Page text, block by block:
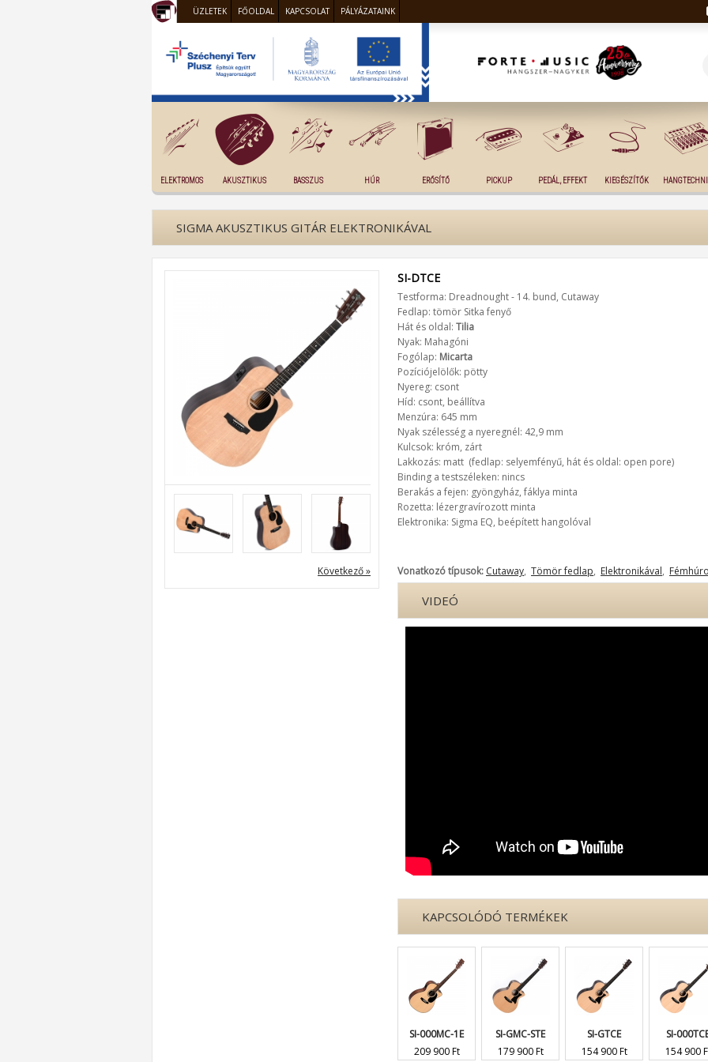
ÜZLETEK FŐOLDAL KAPCSOLAT PÁLYÁZATAINK
ELEKTROMOS AKUSZTIKUS BASSZUS HÚR ERŐSÍTŐ PICKUP PEDÁL, EFFEKT KIEGÉSZÍTŐK
SIGMA AKUSZTIKUS GITÁR ELEKTRONIKÁVAL
Következő »
SI-DTCE
Testforma: Dreadnought - 14. bund, Cutaway
Fedlap: tömör Sitka fenyő
Hát és oldal: Tilia
Nyak: Mahagóni
Fogólap: Micarta
Pozíciójelölők: pötty
Nyereg: csont
Híd: csont, beállítva
Menzúra: 645 mm
Nyak szélesség a nyeregnél: 42,9 mm
Kulcsok: króm, zárt
Lakkozás: matt (fedlap: selyemfényű, hát és oldal: open pore)
Binding a testszéleken: nincs
Berakás a fejen: gyöngyház, fáklya minta
Rozetta: lézergravírozott minta
Elektronika: Sigma EQ, beépített hangolóval
Vonatkozó típusok: Cutaway, Tömör fedlap, Elektronikával,
VIDEÓ
KAPCSOLÓDÓ TERMÉKEK
SI-000MC-1E
209 900 Ft
SI-GMC-STE
179 900 Ft
SI-GTCE
154 900 Ft
SI-000TCE
154 900 Ft